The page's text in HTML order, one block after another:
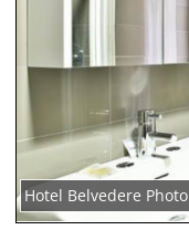
Hotel Belvedere Photo